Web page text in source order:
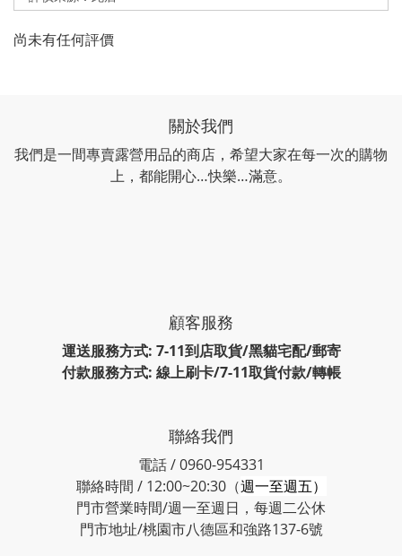
尚未有任何評價
關於我們
我們是一間專賣露營用品的商店，希望大家在每一次的購物
上，都能開心…快樂…滿意。
顧客服務
運送服務方式: 7-11到店取貨/黑貓宅配/郵寄
付款服務方式: 線上刷卡/7-11取貨付款/轉帳
聯絡我們
電話 / 0960-954331
聯絡時間 / 12:00~20:30（週一至週五）
門市營業時間/週一至週日，每週二公休
門市地址/桃園市八德區和強路137-6號